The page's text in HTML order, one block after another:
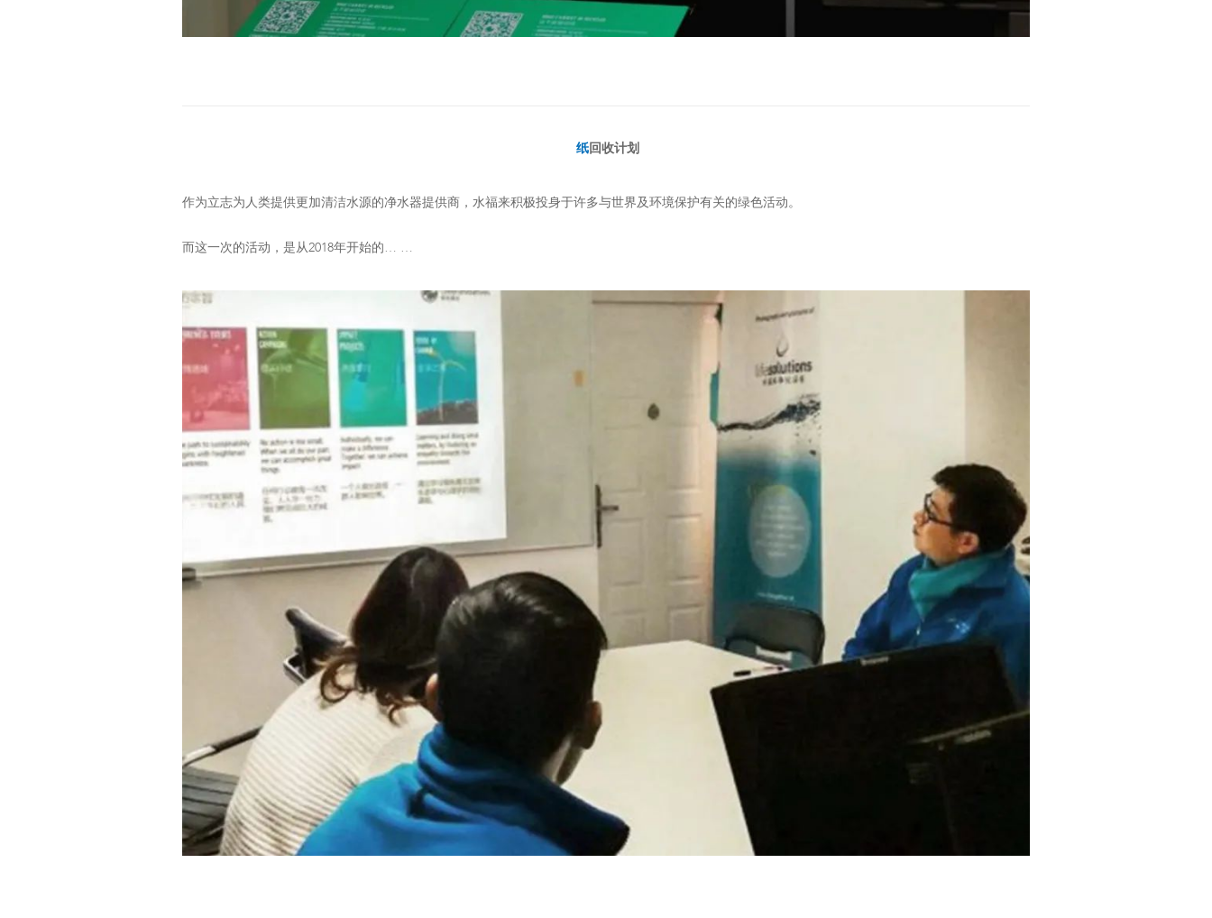
纸回收计划
作为立志为人类提供更加清洁水源的净水器提供商，水福来积极投身于许多与世界及环境保护有关的绿色活动。
而这一次的活动，是从2018年开始的… …